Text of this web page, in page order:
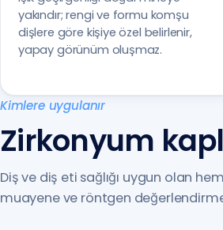
yakındır; rengi ve formu komşu
dişlere göre kişiye özel belirlenir,
yapay görünüm oluşmaz.
Kimlere uygulanır
Zirkonyum
Diş ve diş eti sağlığı uygun olan
muayene ve röntgen